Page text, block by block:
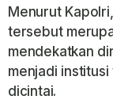
Menurut
tersebut
mendekatkan
menjadi
dicintai.